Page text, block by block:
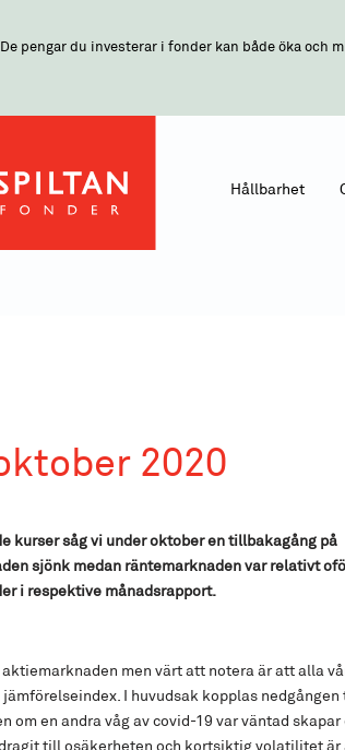
pengar du investerar i fonder kan både öka och
Hållbarhet
2020
kurser såg vi under oktober en tillbakagång på
sjönk medan räntemarknaden var relativt
i respektive månadsrapport.
men värt att notera är att alla
I huvudsak kopplas nedgången
om en andra våg av covid-19 var väntad skapar
till osäkerheten och kortsiktig volatilitet